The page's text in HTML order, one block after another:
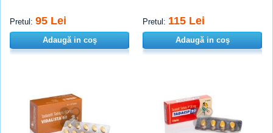
Pretul: 95 Lei
Adaugă in coş
Pretul: 115 Lei
Adaugă in coş